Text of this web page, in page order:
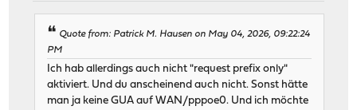
Quote from: Patrick M. Hausen on May 04, 2026, 09:22:24
PM
Ich hab allerdings auch nicht "request prefix only"
aktiviert. Und du anscheinend auch nicht. Sonst hätte
man ja keine GUA auf WAN/pppoe0. Und ich möchte